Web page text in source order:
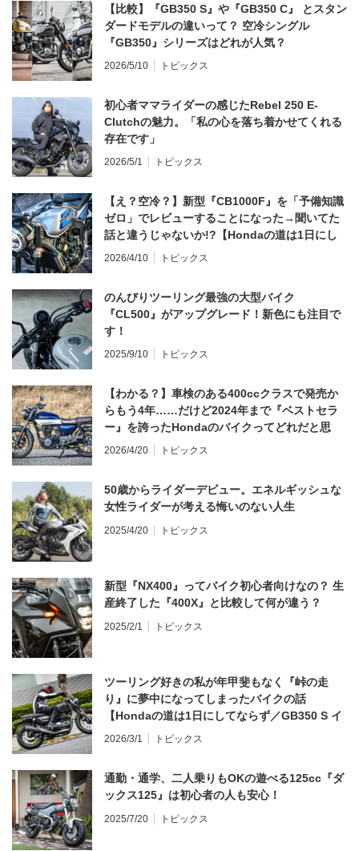
【比較】『GB350 S』や『GB350 C』 とスタン
ダードモデルの違いって？ 空冷シングル
『GB350』シリーズはどれが人気？
2026/5/10 トピックス
初心者ママライダーの感じたRebel 250 E-
Clutchの魅力。「私の心を落ち着かせてくれる
存在です」
2026/5/1 トピックス
【え？空冷？】新型『CB1000F』を「予備知識
ゼロ」でレビューすることになった→聞いてた
話と違うじゃないか!?【Hondaの道は1日にし
てならず／CB1000F ①第一印象 編】
2026/4/10 トピックス
のんびりツーリング最強の大型バイク
『CL500』がアップグレード！新色にも注目で
す！
2025/9/10 トピックス
【わかる？】車検のある400ccクラスで発売か
らもう4年……だけど2024年まで『ベストセラ
ー』を誇ったHondaのバイクってどれだと思
う？
2026/4/20 トピックス
50歳からライダーデビュー。エネルギッシュな
女性ライダーが考える悔いのない人生
2025/4/20 トピックス
新型『NX400』ってバイク初心者向けなの？ 生
産終了した『400X』と比較して何が違う？
2025/2/1 トピックス
ツーリング好きの私が年甲斐もなく『峠の走
り』に夢中になってしまったバイクの話
【Hondaの道は1日にしてならず／GB350 S イ
ンプレ・レビュー 前編】
2026/3/1 トピックス
通勤・通学、二人乗りもOKの遊べる125cc『ダ
ックス125』は初心者の人も安心！
2025/7/20 トピックス